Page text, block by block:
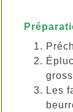
Les